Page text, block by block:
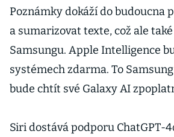
Poznámky dokáží do budoucna
a sumarizovat texte, což ale
Samsungu. Apple Intelligence
systémech zdarma. To
bude chtít své Galaxy AI
Siri dostává podporu ChatGPT-